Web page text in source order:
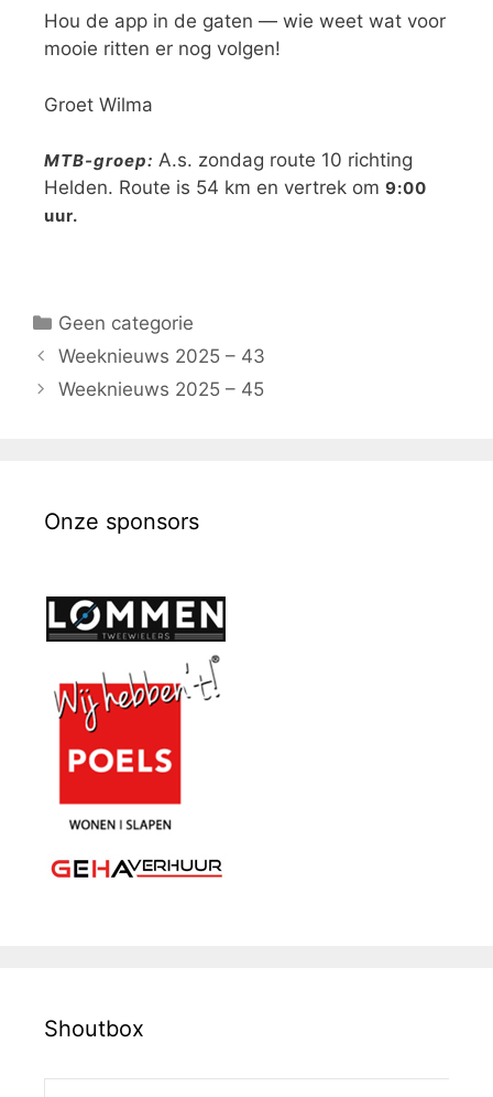
Hou de app in de gaten — wie weet wat voor
mooie ritten er nog volgen!
Groet Wilma
MTB-groep: A.s. zondag route 10 richting
Helden. Route is 54 km en vertrek om 9:00
uur.
Geen categorie
Weeknieuws 2025 – 43
Weeknieuws 2025 – 45
Onze sponsors
Shoutbox